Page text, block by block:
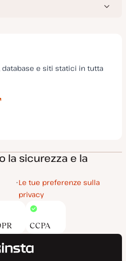
e siti statici in tutta
la sicurezza e la
Le tue preferenze sulla
privacy
CCPA